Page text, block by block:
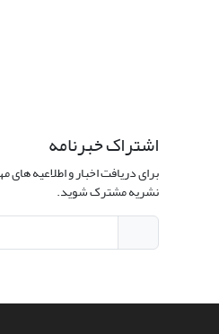
اشتراک خبرنامه
برای دریافت اخبار و اطلاعیه های
نشریه مشترک شوید.